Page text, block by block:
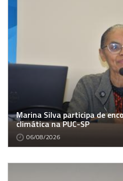
Marina Silva participa de
climática na PUC-SP
06/08/2026